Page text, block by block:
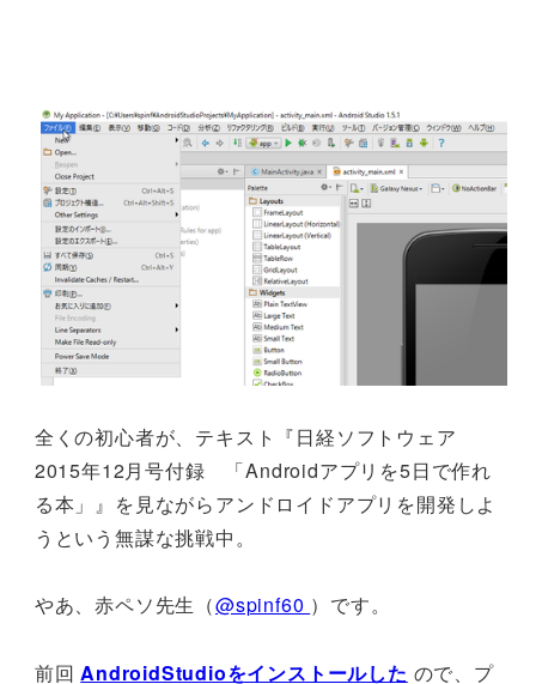
全くの初心者が、テキスト『日経ソフトウェア
2015年12月号付録 「Androidアプリを5日で作れ
る本」』を見ながらアンドロイドアプリを開発しよ
うという無謀な挑戦中。
やあ、赤ペソ先生（@spinf60 ）です。
前回AndroidStudioをインストールした ので、プ